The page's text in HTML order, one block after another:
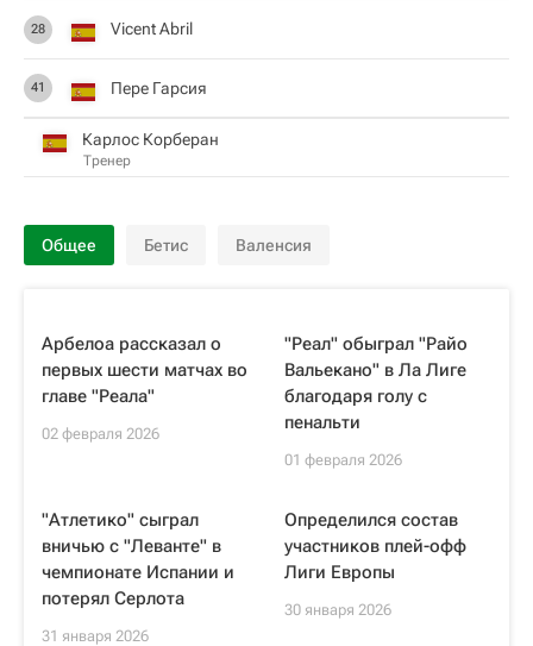
28 Vicent Abril
41 Пере Гарсия
Карлос Корберан
Тренер
Общее Бетис Валенсия
Арбелоа рассказал о
первых шести матчах во
главе "Реала"
02 февраля 2026
"Реал" обыграл "Райо
Вальекано" в Ла Лиге
благодаря голу с
пенальти
01 февраля 2026
"Атлетико" сыграл
вничью с "Леванте" в
чемпионате Испании и
потерял Серлота
31 января 2026
Определился состав
участников плей-офф
Лиги Европы
30 января 2026